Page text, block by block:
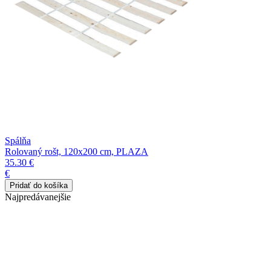
Spálňa
Rolovaný rošt, 120x200 cm, PLAZA
35.30 €
€
Najpredávanejšie